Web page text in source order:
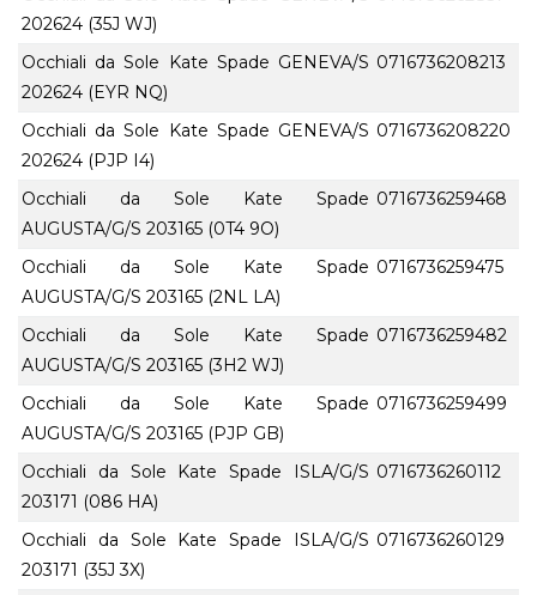
202624 (35J WJ)
Occhiali da Sole Kate Spade GENEVA/S
202624 (EYR NQ)
0716736208213
Occhiali da Sole Kate Spade GENEVA/S
202624 (PJP I4)
0716736208220
Occhiali da Sole Kate Spade
AUGUSTA/G/S 203165 (0T4 9O)
0716736259468
Occhiali da Sole Kate Spade
AUGUSTA/G/S 203165 (2NL LA)
0716736259475
Occhiali da Sole Kate Spade
AUGUSTA/G/S 203165 (3H2 WJ)
0716736259482
Occhiali da Sole Kate Spade
AUGUSTA/G/S 203165 (PJP GB)
0716736259499
Occhiali da Sole Kate Spade ISLA/G/S
203171 (086 HA)
0716736260112
Occhiali da Sole Kate Spade ISLA/G/S
203171 (35J 3X)
0716736260129